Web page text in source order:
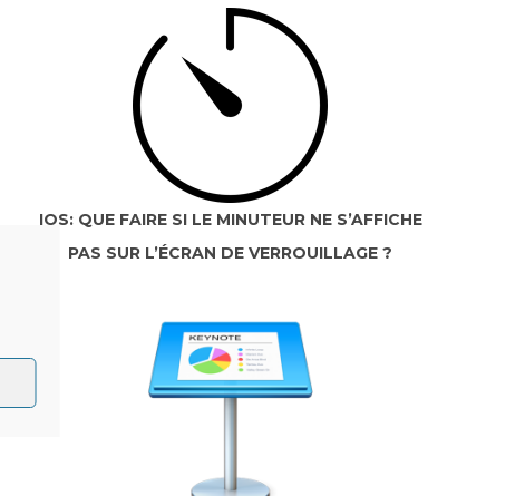
IOS: QUE FAIRE SI LE MINUTEUR NE S’AFFICHE
PAS SUR L’ÉCRAN DE VERROUILLAGE ?